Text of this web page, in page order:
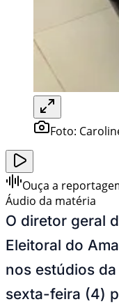
Foto:
Ouça a
Áudio da matéria
O diretor geral
Eleitoral do
nos estúdios
sexta-feira (4)